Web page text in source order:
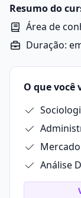
financeiros de
dinheiro seja
obrigações
sustentável.
Resumo do
Área de
Duração:
O que você
Análise